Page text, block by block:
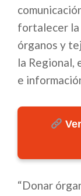
fortalecer la
órganos y
la Regional,
e
“Donar